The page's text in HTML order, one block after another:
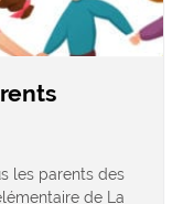
les parents des
de La